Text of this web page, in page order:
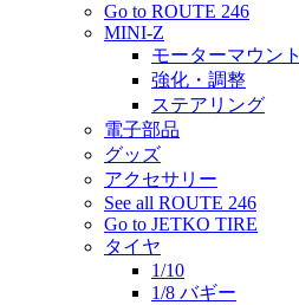
Go to ROUTE 246
MINI-Z
モーターマウント
強化・調整
ステアリング
電子部品
グッズ
アクセサリー
See all ROUTE 246
Go to JETKO TIRE
タイヤ
1/10
1/8 バギー